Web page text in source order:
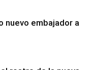
nuevo embajador a